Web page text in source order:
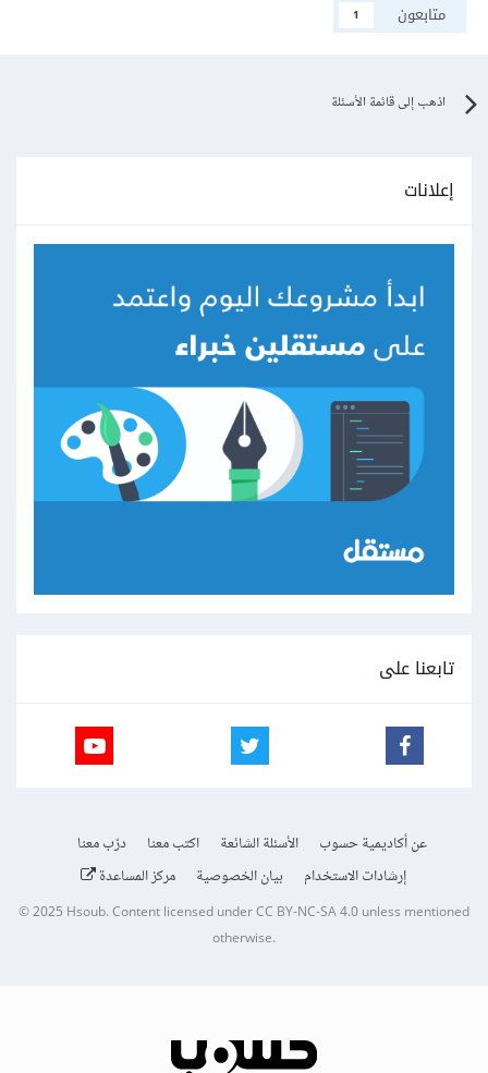
متابعون
1
اذهب إلى قائمة الأسئلة
إعلانات
تابعنا على
عن أكاديمية حسوب الأسئلة الشائعة اكتب معنا
درّب معنا
إرشادات الاستخدام
بيان الخصوصية مركز المساعدة
© 2025Hsoub.Content licensed underCC BY-NC-SA 4.0unless mentioned
otherwise.